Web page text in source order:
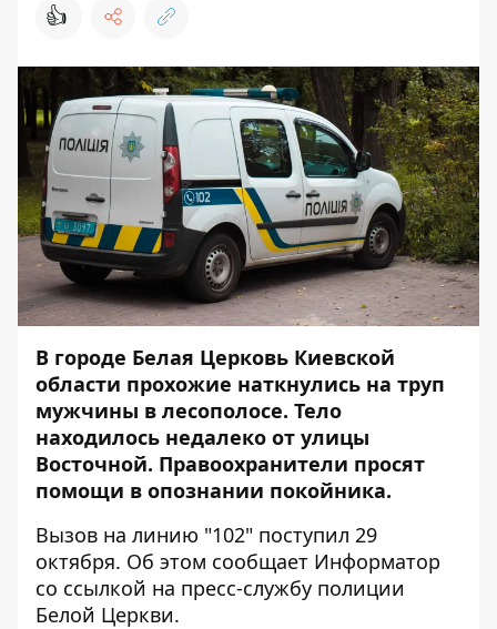
👍
В городе Белая Церковь Киевской
области прохожие наткнулись на труп
мужчины в лесополосе. Тело
находилось недалеко от улицы
Восточной. Правоохранители просят
помощи в опознании покойника.
Вызов на линию "102" поступил 29
октября. Об этом сообщает Информатор
со ссылкой на пресс-службу полиции
Белой Церкви.